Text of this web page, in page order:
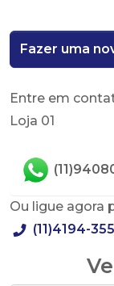
Fazer uma
Entre em
Loja 01
Ou ligue agora
(11)4194-